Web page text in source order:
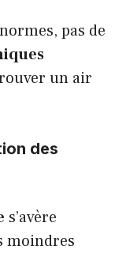
pas de
un air
des
s’avère
moindres